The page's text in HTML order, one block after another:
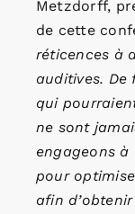
Metzdorff,
de cette
réticences à
auditives.
qui
ne sont
engageons
pour
afin